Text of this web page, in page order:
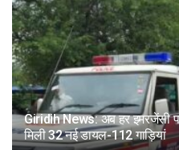
Giridih News: अब हर इमरजेंसी
मिली 32 नई डायल-112 गाड़ियां